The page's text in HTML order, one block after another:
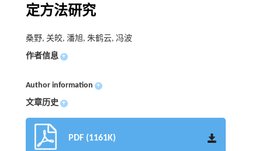
定方法研究
桑野, 关皎, 潘旭, 朱鹤云, 冯波
作者信息 +
Author information +
文章历史 +
PDF (1161K)